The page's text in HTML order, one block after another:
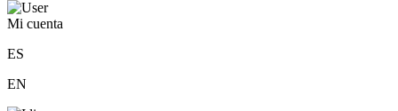
Mi cuenta
ES
EN